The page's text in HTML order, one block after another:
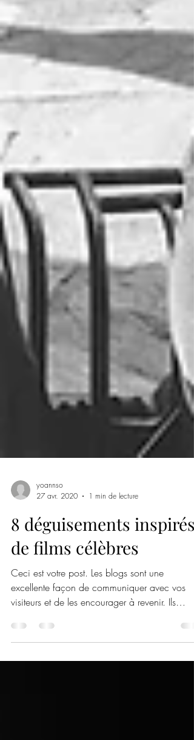
27 avr. 2020
1 min de lecture
8 déguisements inspirés
de films célèbres
Ceci est votre post. Les blogs sont une
excellente façon de communiquer avec vos
visiteurs et de les encourager à revenir. Ils
peuvent...